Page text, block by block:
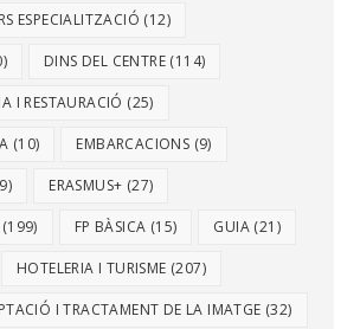
ESPECIALITZACIÓ (12)
DINS DEL CENTRE (114)
I RESTAURACIÓ (25)
(10) EMBARCACIONS (9)
ERASMUS+ (27)
(199) FP BÀSICA (15) GUIA (21)
HOTELERIA I TURISME (207)
I TRACTAMENT DE LA IMATGE (32)